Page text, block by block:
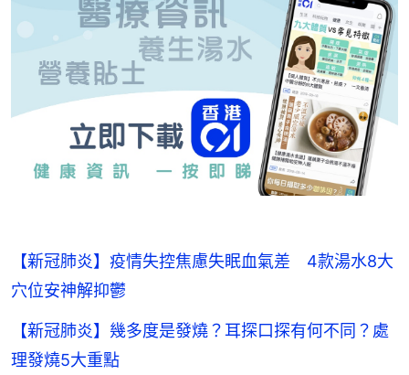
【新冠肺炎】疫情失控焦慮失眠血氣差 4款湯水8大
穴位安神解抑鬱
【新冠肺炎】幾多度是發燒？耳探口探有何不同？處
理發燒5大重點